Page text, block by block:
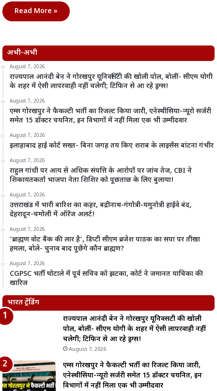
Read More »
अभी-अभी
August 7, 2026
राज्यपाल आनंदी बेन ने गोरखपुर यूनिवर्सिटी की खोली पोल, बोलीं- सीएम योगी
के शहर में ऐसी लापरवाही नहीं चलेगी; टिफिन से आ रहे ड्रग्स!
August 7, 2026
एम्स गोरखपुर ने फैकल्टी भर्ती का रिजल्ट किया जारी, एनेस्थीसिया-न्यूरो सर्जरी
समेत 15 डॉक्टर चयनित, इन विभागों में नहीं मिला एक भी उम्मीदवार
August 7, 2026
इलाहाबाद हाई कोर्ट सख्त- बिना जगह तय किए शराब के लाइसेंस बांटना गंभीर
August 7, 2026
राहुल गांधी पर आय से अधिक संपत्ति के आरोपों पर जांच तेज, CBI ने
शिकायतकर्ता भाजपा नेता शिशिर को पूछताछ के लिए बुलाया!
August 7, 2026
उत्तराखंड में भारी बारिश का कहर, बद्रीनाथ-गंगोत्री-यमुनोत्री हाईवे बंद,
देहरादून-चमोली में ऑरेंज अलर्ट!
August 7, 2026
‘ब्राह्मण वोट बैंक की लार है’, डिप्टी सीएम ब्रजेश पाठक का सपा पर तीखा
हमला, बोले- चुनाव बाद पूछेंगे कौन ब्राह्मण?
August 7, 2026
CGPSC भर्ती घोटाले में पूर्व सचिव को झटका, कोर्ट ने जमानत याचिका की
खारिज
भारत ट्रेंडिंग
राज्यपाल आनंदी बेन ने गोरखपुर यूनिवर्सिटी की खोली
पोल, बोलीं- सीएम योगी के शहर में ऐसी लापरवाही नहीं
चलेगी; टिफिन से आ रहे ड्रग्स!
August 7, 2026
एम्स गोरखपुर ने फैकल्टी भर्ती का रिजल्ट किया जारी,
एनेस्थीसिया-न्यूरो सर्जरी समेत 15 डॉक्टर चयनित, इन
विभागों में नहीं मिला एक भी उम्मीदवार